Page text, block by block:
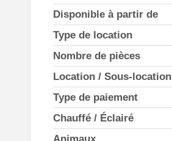
Disponible à partir de
Type de location
Nombre de pièces
Location / Sous-location
Type de paiement
Chauffé / Éclairé
Animaux